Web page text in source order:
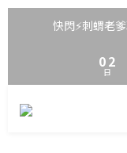
快閃⚡刺蝟老
3
2
0
5
4
2
1
日